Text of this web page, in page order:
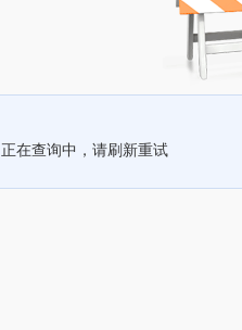
正在查询中，请刷新重试